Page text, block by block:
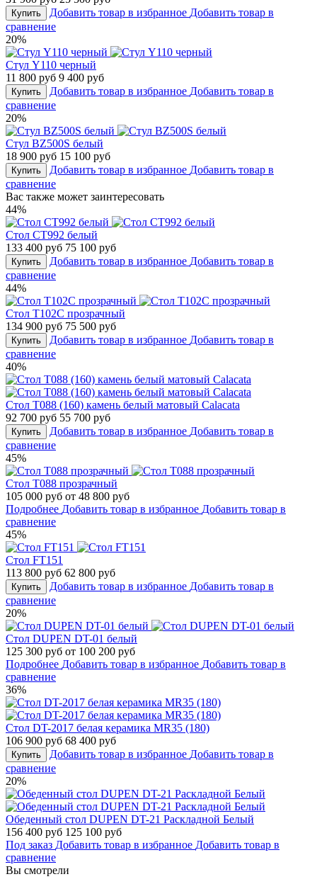
Купить Добавить товар в избранное Добавить товар в
сравнение
20%
Стул Y110 черный
11 800 руб 9 400 руб
Купить Добавить товар в избранное Добавить товар в
сравнение
20%
Стул BZ500S белый
18 900 руб 15 100 руб
Купить Добавить товар в избранное Добавить товар в
сравнение
Вас также может заинтересовать
44%
Стол СТ992 белый
133 400 руб 75 100 руб
Купить Добавить товар в избранное Добавить товар в
сравнение
44%
Стол T102C прозрачный
134 900 руб 75 500 руб
Купить Добавить товар в избранное Добавить товар в
сравнение
40%
Стол T088 (160) камень белый матовый Calacata
92 700 руб 55 700 руб
Купить Добавить товар в избранное Добавить товар в
сравнение
45%
Стол Т088 прозрачный
105 000 руб от 48 800 руб
Подробнее Добавить товар в избранное Добавить товар в
сравнение
45%
Стол FT151
113 800 руб 62 800 руб
Купить Добавить товар в избранное Добавить товар в
сравнение
20%
Стол DUPEN DT-01 белый
125 300 руб от 100 200 руб
Подробнее Добавить товар в избранное Добавить товар в
сравнение
36%
Стол DT-2017 белая керамика MR35 (180)
106 900 руб 68 400 руб
Купить Добавить товар в избранное Добавить товар в
сравнение
20%
Обеденный стол DUPEN DT-21 Раскладной Белый
156 400 руб 125 100 руб
Под заказ Добавить товар в избранное Добавить товар в
сравнение
Вы смотрели